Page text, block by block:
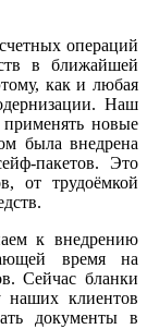
операций
в ближайшей
как и любая
Наш
новые
была внедрена
пакетов. Это
от трудоёмкой
к внедрению
время на
Сейчас бланки
наших клиентов
документы в